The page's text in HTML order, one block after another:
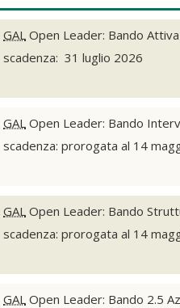
GAL Open Leader: Bando
scadenza: 31 luglio 2026
GAL Open Leader: Bando
scadenza: prorogata al 14
GAL Open Leader: Bando
scadenza: prorogata al 14
GAL Open Leader: Bando 2.5